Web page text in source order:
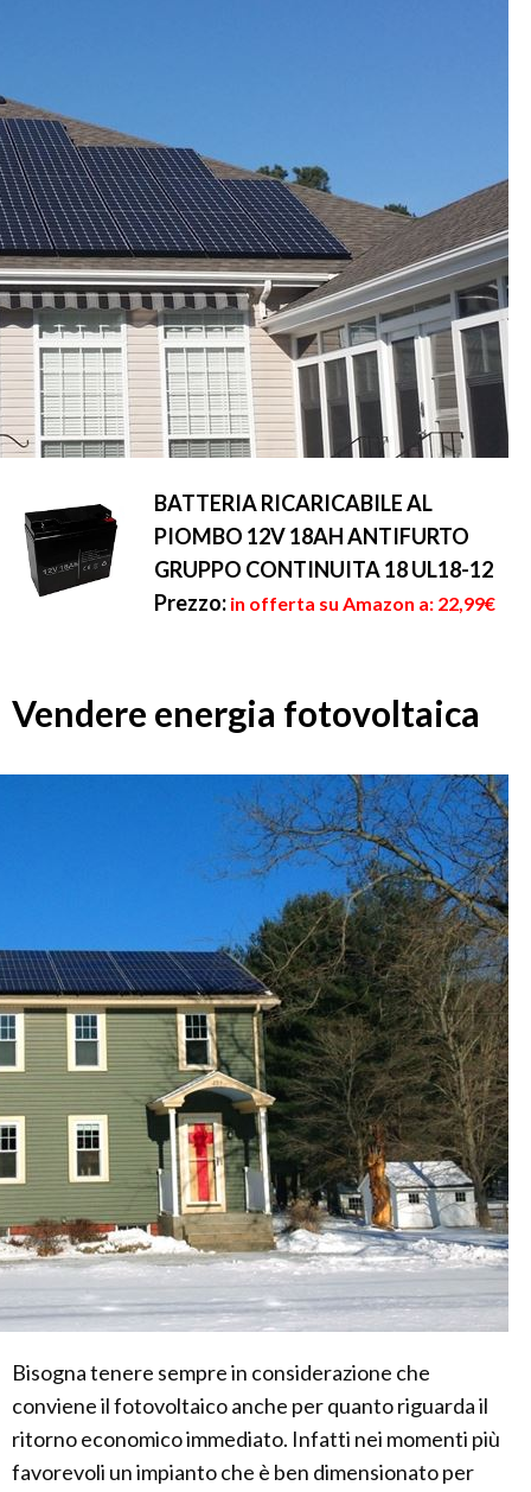
BATTERIA RICARICABILE AL
PIOMBO 12V 18AH ANTIFURTO
GRUPPO CONTINUITA 18 UL18-12
Prezzo: in offerta su Amazon a: 22,99€
Vendere energia fotovoltaica
Bisogna tenere sempre in considerazione che
conviene il fotovoltaico anche per quanto riguarda il
ritorno economico immediato. Infatti nei momenti più
favorevoli un impianto che è ben dimensionato per